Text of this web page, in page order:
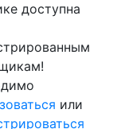
доступна
или